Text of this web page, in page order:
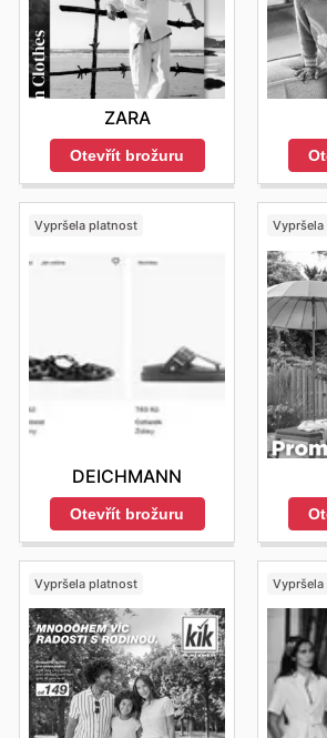
ZARA
Otevřít brožuru
Vypršela platnost
DEICHMANN
Otevřít brožuru
Vypršela platnost